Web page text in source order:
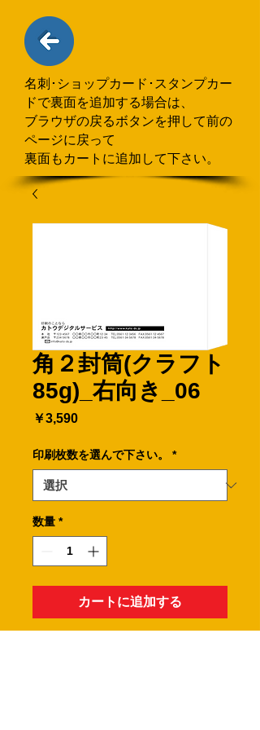
名刺･ショップカード･スタンプカー
ドで​裏面を追加する場合は、
ブラウザの戻るボタンを押して前の
ページに戻って
裏面もカートに追加して下さい。
角２封筒(クラフト
85g)_右向き_06
￥3,590価
印刷枚数を選んで下さい。 *
数量 *
カートに追加する